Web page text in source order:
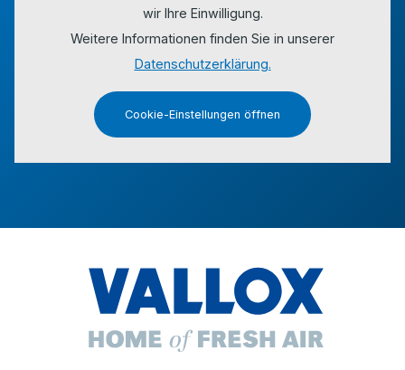
wir Ihre Einwilligung.
Weitere Informationen finden Sie in unserer
Datenschutzerklärung.
Cookie-Einstellungen öffnen